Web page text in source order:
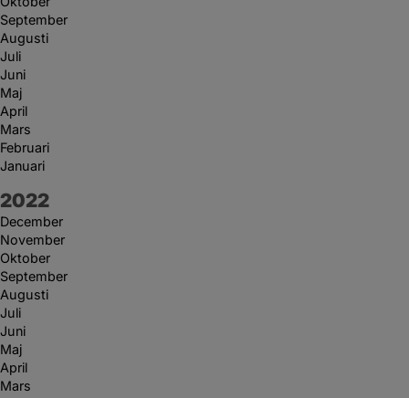
September
Augusti
Juli
Juni
Maj
April
Mars
Februari
Januari
År:
2022
December
November
Oktober
September
Augusti
Juli
Juni
Maj
April
Mars